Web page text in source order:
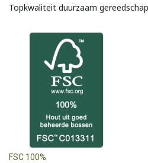
Topkwaliteit duurzaam
FSC 100%